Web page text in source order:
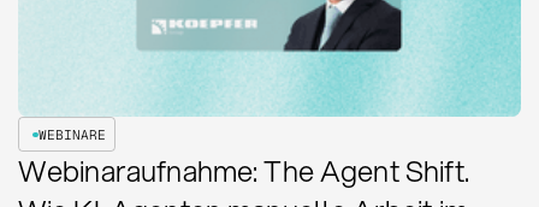
WEBINARE
Webinaraufnahme: The Agent Shift.